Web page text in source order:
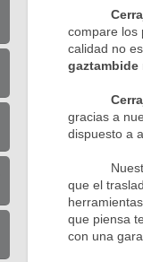
compare los
calidad no
gaztambide
gracias a
dispuesto a
Nuestros
que el
que piensa
con una